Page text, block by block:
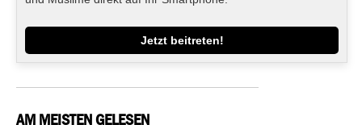
Jetzt beitreten!
AM MEISTEN GELESEN